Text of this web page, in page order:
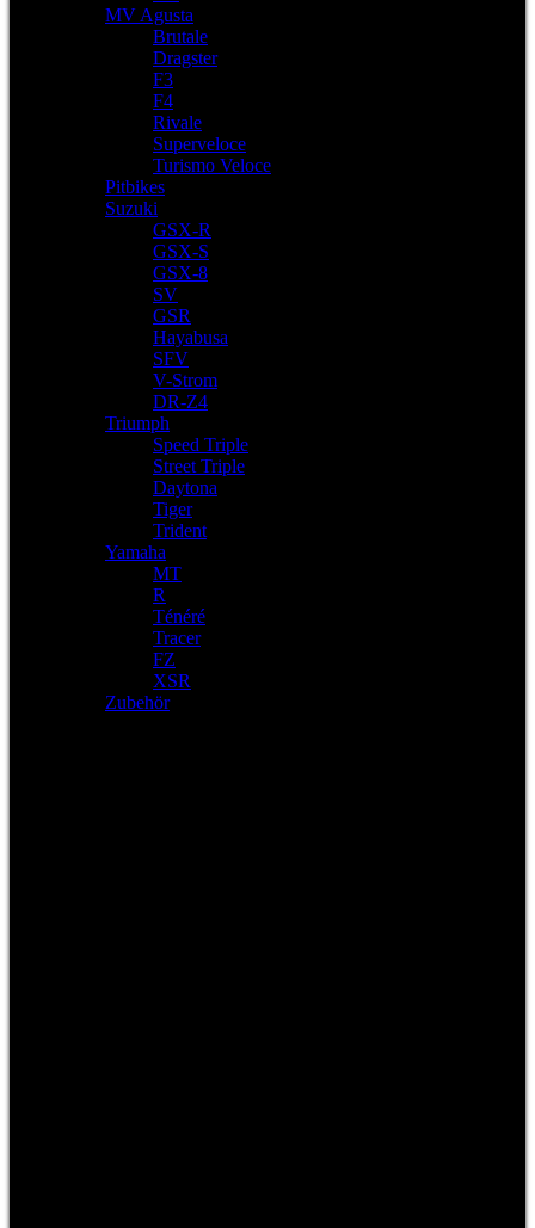
MV Agusta
Brutale
Dragster
F3
F4
Rivale
Superveloce
Turismo Veloce
Pitbikes
Suzuki
GSX-R
GSX-S
GSX-8
SV
GSR
Hayabusa
SFV
V-Strom
DR-Z4
Triumph
Speed Triple
Street Triple
Daytona
Tiger
Trident
Yamaha
MT
R
Ténéré
Tracer
FZ
XSR
Zubehör